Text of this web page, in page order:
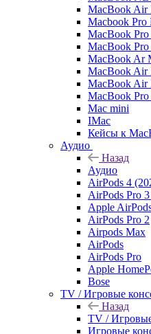
MacBook Air
Macbook Pro
MacBook
MacBook
MacBook Ar
MacBook Air
MacBook Air
MacBook Pro
Mac mini
IMac
Кейсы к
Аудио
Назад
Аудио
AirPods 4
AirPods Pro
Apple
AirPods Pro 2
Airpods Max
AirPods
AirPods Pro
Apple
Bose
TV / Игровые
Назад
TV /
Игровые